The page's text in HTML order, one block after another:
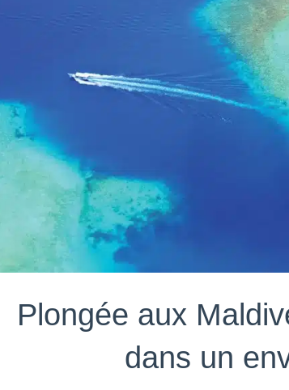
Plongée aux
dans un